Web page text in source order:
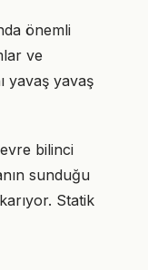
önemli
ve
yavaş yavaş
bilinci
sunduğu
Statik